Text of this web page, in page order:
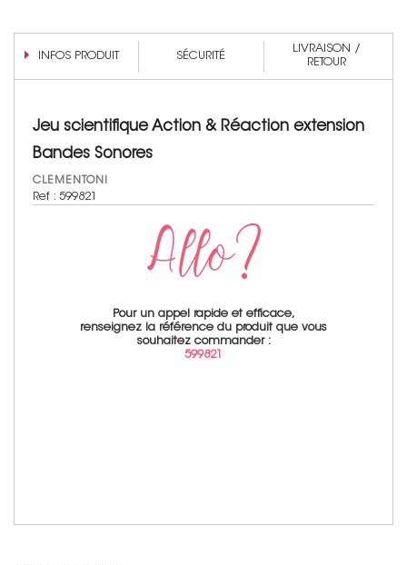
INFOS PRODUIT SÉCURITÉ
LIVRAISON /
RETOUR
Jeu scientifique Action & Réaction extension
Bandes Sonores
CLEMENTONI
Ref : 599821
Pour un appel rapide et efficace,
renseignez la référence du produit que vous
souhaitez commander :
599821